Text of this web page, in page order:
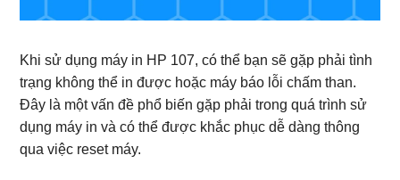
Khi sử dụng máy in HP 107, có thể bạn sẽ gặp phải tình
trạng không thể in được hoặc máy báo lỗi chấm than.
Đây là một vấn đề phổ biến gặp phải trong quá trình sử
dụng máy in và có thể được khắc phục dễ dàng thông
qua việc reset máy.